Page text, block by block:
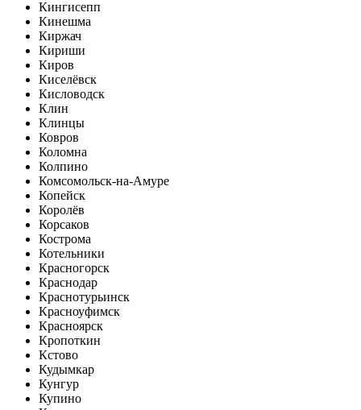
Кингисепп
Кинешма
Киржач
Кириши
Киров
Киселёвск
Кисловодск
Клин
Клинцы
Ковров
Коломна
Колпино
Комсомольск-на-Амуре
Копейск
Королёв
Корсаков
Кострома
Котельники
Красногорск
Краснодар
Краснотурьинск
Красноуфимск
Красноярск
Кропоткин
Кстово
Кудымкар
Кунгур
Купино